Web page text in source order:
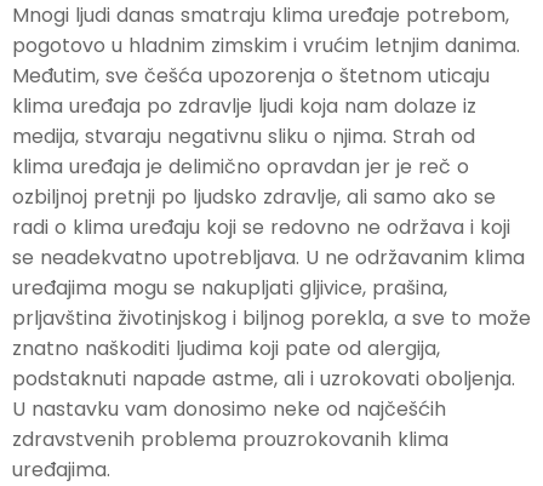
Mnogi ljudi danas smatraju klima uređaje potrebom,
pogotovo u hladnim zimskim i vrućim letnjim danima.
Međutim, sve češća upozorenja o štetnom uticaju
klima uređaja po zdravlje ljudi koja nam dolaze iz
medija, stvaraju negativnu sliku o njima. Strah od
klima uređaja je delimično opravdan jer je reč o
ozbiljnoj pretnji po ljudsko zdravlje, ali samo ako se
radi o klima uređaju koji se redovno ne održava i koji
se neadekvatno upotrebljava. U ne održavanim klima
uređajima mogu se nakupljati gljivice, prašina,
prljavština životinjskog i biljnog porekla, a sve to može
znatno naškoditi ljudima koji pate od alergija,
podstaknuti napade astme, ali i uzrokovati oboljenja.
U nastavku vam donosimo neke od najčešćih
zdravstvenih problema prouzrokovanih klima
uređajima.